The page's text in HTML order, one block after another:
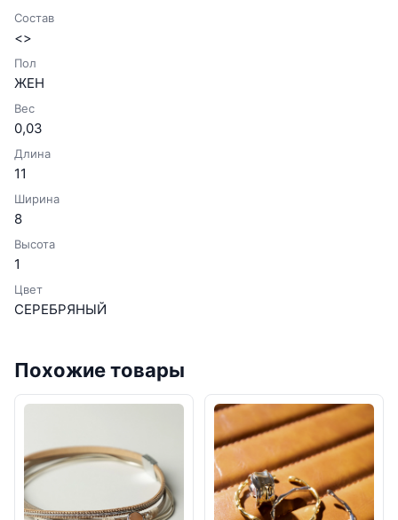
Состав
<>
Пол
ЖЕН
Вес
0,03
Длина
11
Ширина
8
Высота
1
Цвет
СЕРЕБРЯНЫЙ
Похожие товары